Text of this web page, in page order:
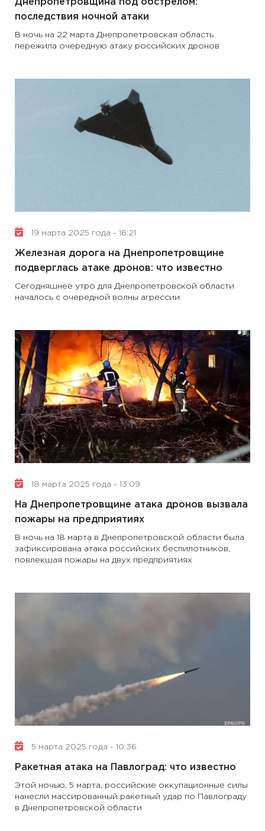
Днепропетровщина под обстрелом:
последствия ночной атаки
В ночь на 22 марта Днепропетровская область
пережила очередную атаку российских дронов
19 марта 2025 года - 16:21
Железная дорога на Днепропетровщине
подверглась атаке дронов: что известно
Сегодняшнее утро для Днепропетровской области
началось с очередной волны агрессии
18 марта 2025 года - 13:09
На Днепропетровщине атака дронов вызвала
пожары на предприятиях
В ночь на 18 марта в Днепропетровской области была
зафиксирована атака российских беспилотников,
повлекшая пожары на двух предприятиях
5 марта 2025 года - 10:36
Ракетная атака на Павлоград: что известно
Этой ночью, 5 марта, российские оккупационные силы
нанесли массированный ракетный удар по Павлограду
в Днепропетровской области